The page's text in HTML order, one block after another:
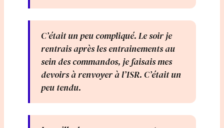
C’était un peu compliqué. Le soir je
rentrais après les entrainements au
sein des commandos, je faisais mes
devoirs à renvoyer à l’ISR. C’était un
peu tendu.